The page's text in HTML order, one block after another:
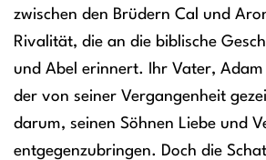
zwischen den Brüdern Cal und
Rivalität, die an die biblische
und Abel erinnert. Ihr Vater, Adam
der von seiner Vergangenheit
darum, seinen Söhnen Liebe und
entgegenzubringen. Doch die